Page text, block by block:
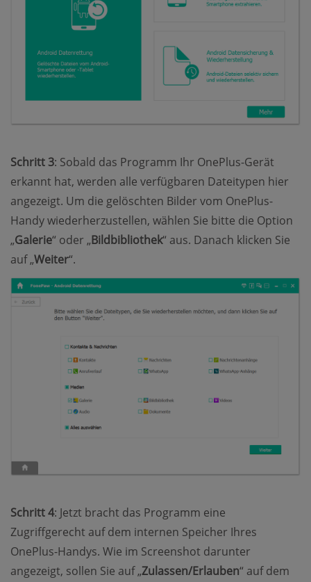
Schritt 3: Sobald das Programm Ihr OnePlus-Gerät
erkannt hat, werden alle verfügbaren Dateitypen hier
angezeigt. Um die gelöschten Bilder vom OnePlus-
Handy wiederherzustellen, wählen Sie bitte die Option
„Galerie“ oder „Bildbibliothek“ aus. Danach klicken Sie
auf „Weiter“.
Schritt 4: Jetzt bracht das Programm eine
Zugriffgerecht auf dem internen Speicher Ihres
OnePlus-Handys. Wie im Screenshot darunter
angezeigt, sollen Sie auf „Zulassen/Erlauben“ auf dem